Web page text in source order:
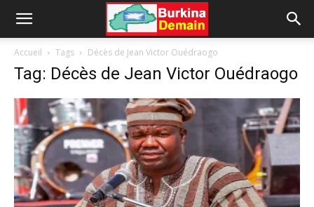
Accueil Tags Décès de Jean Victor Ouédraogo
Tag: Décès de Jean Victor Ouédraogo